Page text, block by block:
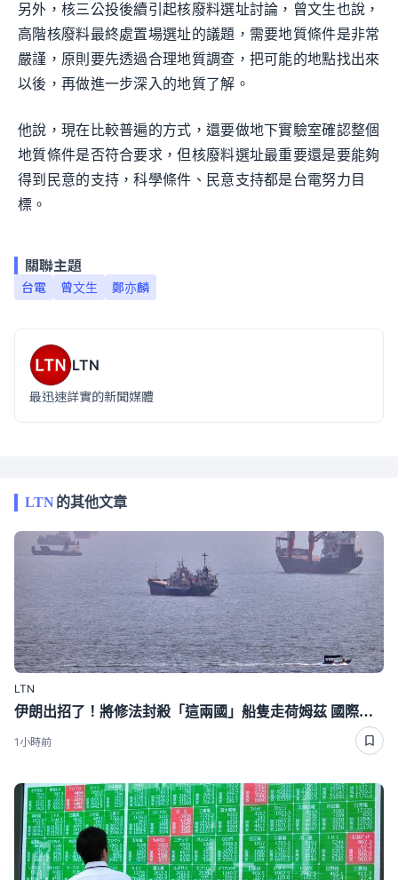
另外，核三公投後續引起核廢料選址討論，曾文生也說，
高階核廢料最終處置場選址的議題，需要地質條件是非常
嚴謹，原則要先透過合理地質調查，把可能的地點找出來
以後，再做進一步深入的地質了解。
他說，現在比較普遍的方式，還要做地下實驗室確認整個
地質條件是否符合要求，但核廢料選址最重要還是要能夠
得到民意的支持，科學條件、民意支持都是台電努力目
標。
關聯主題
台電 曾文生 鄭亦麟
LTN
最迅速詳實的新聞媒體
LTN的其他文章
LTN
伊朗出招了！將修法封殺「這兩國」船隻走荷姆茲 國際油價狂飆近4％
1小時前